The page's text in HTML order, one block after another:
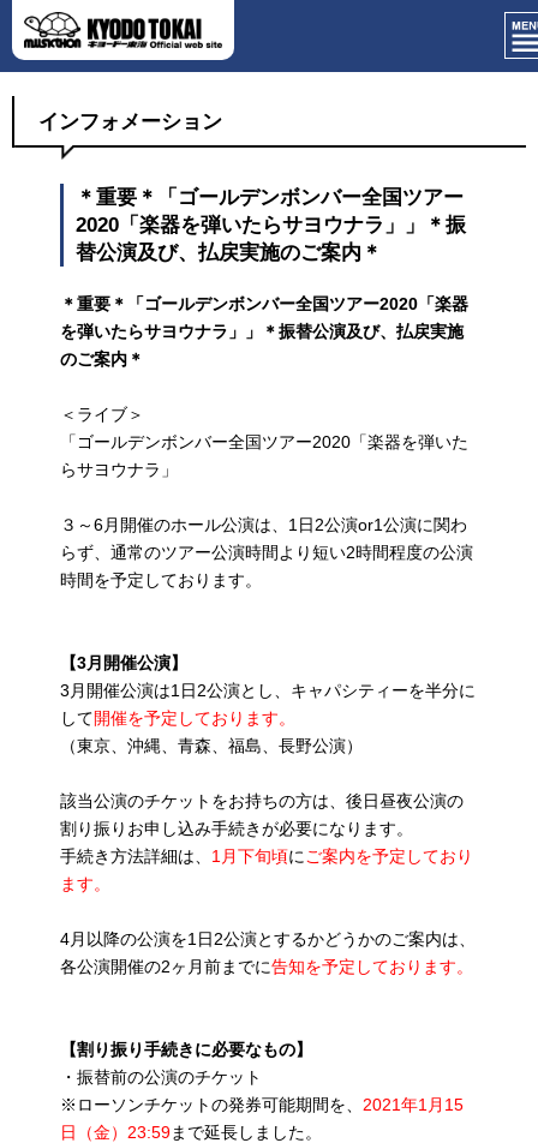
インフォメーション
＊重要＊「ゴールデンボンバー全国ツアー
2020「楽器を弾いたらサヨウナラ」」＊振
替公演及び、払戻実施のご案内＊
＊重要＊「ゴールデンボンバー全国ツアー2020「楽器
を弾いたらサヨウナラ」」＊振替公演及び、払戻実施
のご案内＊
＜ライブ＞
「ゴールデンボンバー全国ツアー2020「楽器を弾いた
らサヨウナラ」
３～6月開催のホール公演は、1日2公演or1公演に関わ
らず、通常のツアー公演時間より短い2時間程度の公演
時間を予定しております。
【3月開催公演】
3月開催公演は1日2公演とし、キャパシティーを半分に
して開催を予定しております。
（東京、沖縄、青森、福島、長野公演）
該当公演のチケットをお持ちの方は、後日昼夜公演の
割り振りお申し込み手続きが必要になります。
手続き方法詳細は、 1月下旬頃に ご案内を予定しており
ます。
4月以降の公演を1日2公演とするかどうかのご案内は、
各公演開催の2ヶ月前までに告知を予定しております。
【割り振り手続きに必要なもの】
・振替前の公演のチケット
※ローソンチケットの発券可能期間を、 2021年1月15
日（金）23:59まで延長しました。